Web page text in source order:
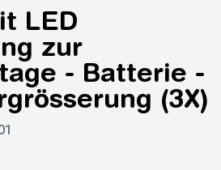
LED
zur
- Batterie -
(3X)